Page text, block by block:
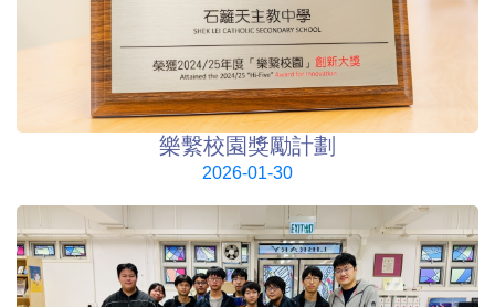
樂繫校園獎勵計劃
2026-01-30